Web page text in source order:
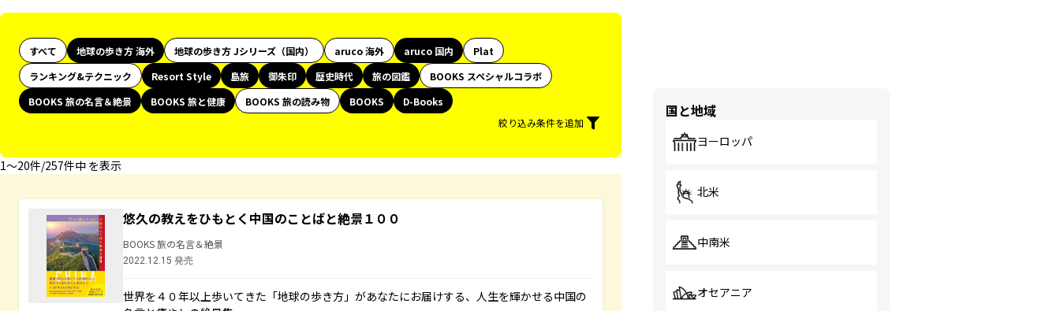
すべて 地球の歩き方 海外 地球の歩き方 Jシリーズ（国内） aruco 海外 aruco 国内
Plat
ランキング&テクニック
Resort Style 島旅 御朱印 歴史時代 旅の図鑑
BOOKS スペシャルコラボ
BOOKS 旅の名言＆絶景
BOOKS 旅と健康 BOOKS 旅の読み物 BOOKS
D-Books
絞り込み条件を追加
1〜20件/257件中 を表示
悠久の教えをひもとく中国のことばと絶景１００
BOOKS 旅の名言＆絶景
2022.12.15 発売
世界を４０年以上歩いてきた「地球の歩き方」があなたにお届けする、人生を輝かせる中国の
国と地域
ヨーロッパ
北米
中南米
オセアニア